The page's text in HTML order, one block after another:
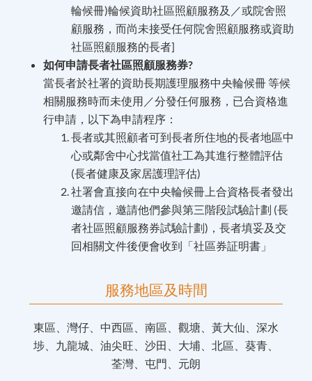
輪候冊)輪候資助社區照顧服務及／或院舍照
顧服務，而尚未接受任何院舍照顧服務或資助
社區照顧服務的長者]
如何申請長者社區照顧服務券?
當長者於社署的資助長期護理服務中央輪候冊 等候
相關服務時而未使用／分發任何服務，已合資格進
行申請，以下為申請程序：
長者或其照顧者可到長者所住地的長者地區中
心或鄰舍中心找當值社工為其進行整體評估
(長者健康及家居護理評估)
社署會直接向在中央輪候冊上合資格長者發出
邀請信，邀請他們參與第三階段試驗計劃 (長
者社區照顧服務券試驗計劃)，長者填妥及交
回相關文件後便會收到「社區券証明書」
服務地區及時間
東區、灣仔、中西區、南區、觀塘、黃大仙、深水
埗、九龍城、油尖旺、沙田、大埔、北區、葵青、
荃灣、屯門、元朗